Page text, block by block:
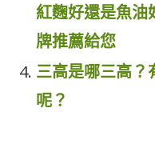
紅麴好還是魚油
牌推薦給您
三高是哪三高？
呢？